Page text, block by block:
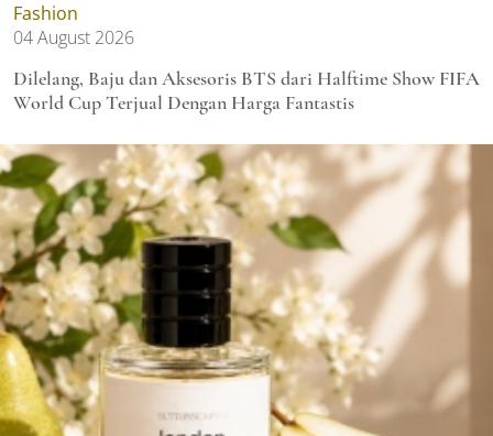
Fashion
04 August 2026
Dilelang, Baju dan Aksesoris BTS dari Halftime Show FIFA
World Cup Terjual Dengan Harga Fantastis